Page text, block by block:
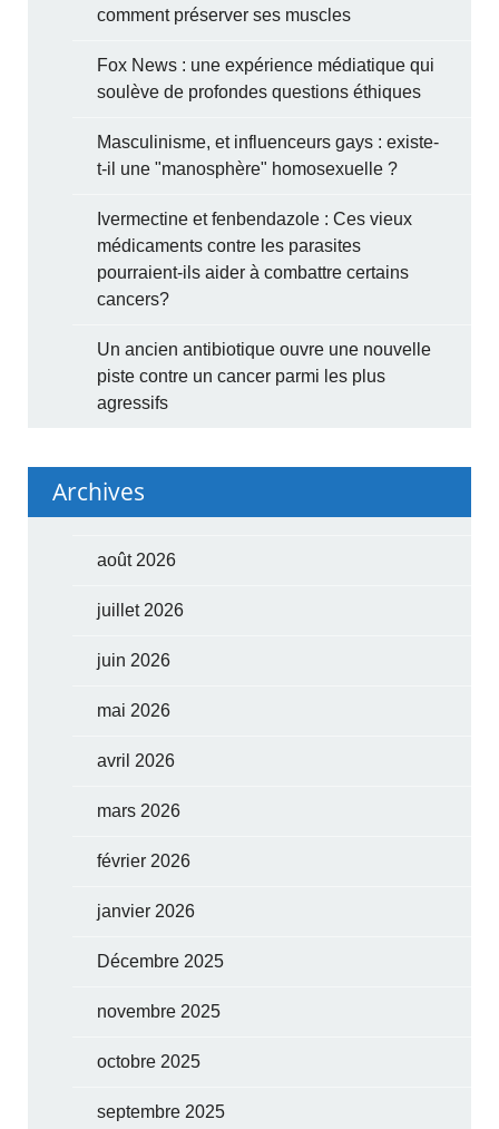
comment préserver ses muscles
Fox News : une expérience médiatique qui
soulève de profondes questions éthiques
Masculinisme, et influenceurs gays : existe-
t-il une "manosphère" homosexuelle ?
Ivermectine et fenbendazole : Ces vieux
médicaments contre les parasites
pourraient-ils aider à combattre certains
cancers?
Un ancien antibiotique ouvre une nouvelle
piste contre un cancer parmi les plus
agressifs
Archives
août 2026
juillet 2026
juin 2026
mai 2026
avril 2026
mars 2026
février 2026
janvier 2026
Décembre 2025
novembre 2025
octobre 2025
septembre 2025